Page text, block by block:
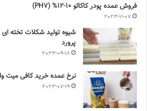
فروش عمده پودر کاکائو 10-12% (PH7)
2023-11-07
شیوه تولید شکلات تخته
پرورد
2023-09-18
نرخ عمده خرید کافی میت
2023-07-19